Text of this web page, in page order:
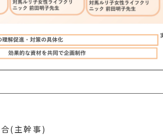
(主幹事)